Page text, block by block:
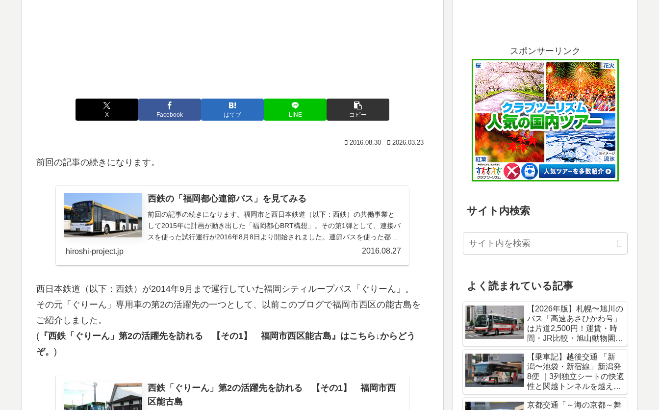
X Facebook はてブ LINE コピー
2016.08.30 2026.03.23
前回の記事の続きになります。
西鉄の「福岡都心連節バス」を見てみる
前回の記事の続きになります。福岡市と西日本鉄道（以下：西鉄）の共働事業と
して2015年に計画が動き出した「福岡都心BRT構想」。その第1弾として、連接バ
スを使った試行運行が2016年8月8日より開始されました。連節バスを使った都心
hiroshi-project.jp 2016.08.27
西日本鉄道（以下：西鉄）が2014年9月まで運行していた福岡シティループバス「ぐりーん」。
その元「ぐりーん」専用車の第2の活躍先の一つとして、以前このブログで福岡市西区の能古島を
ご紹介しました。
( 『西鉄「ぐりーん」第2の活躍先を訪れる 【その1】 福岡市西区能古島』はこちら↓からどう
ぞ。 )
西鉄「ぐりーん」第2の活躍先を訪れる 【その1】 福岡市西
区能古島
スポンサーリンク
サイト内検索
よく読まれている記事
【2026年版】札幌〜旭川の
バス「高速あさひかわ号」
は片道2,500円！運賃・時
間・JR比較・旭山動物園ア
クセス完全ガイド
【乗車記】越後交通 「新
潟〜池袋・新宿線」新潟発
8便 ｜3列独立シートの快適
性と関越トンネルを越える
冬のバス旅
京都交通「～海の京都～舞